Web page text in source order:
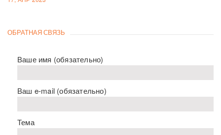
ОБРАТНАЯ СВЯЗЬ
Ваше имя (обязательно)
Ваш e-mail (обязательно)
Тема